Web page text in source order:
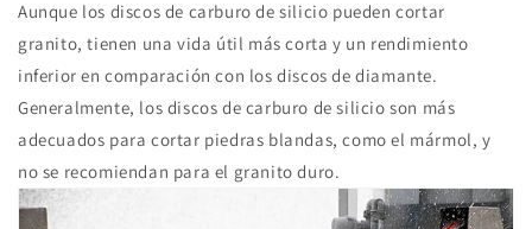
Aunque los discos de carburo de silicio pueden cortar
granito, tienen una vida útil más corta y un rendimiento
inferior en comparación con los discos de diamante.
Generalmente, los discos de carburo de silicio son más
adecuados para cortar piedras blandas, como el mármol, y
no se recomiendan para el granito duro.